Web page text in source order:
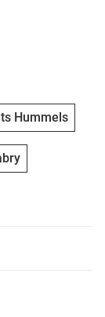
Hummels